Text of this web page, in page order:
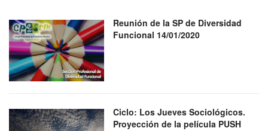
Reunión de la SP de Diversidad
Funcional 14/01/2020
Ciclo: Los Jueves Sociológicos.
Proyección de la película PUSH